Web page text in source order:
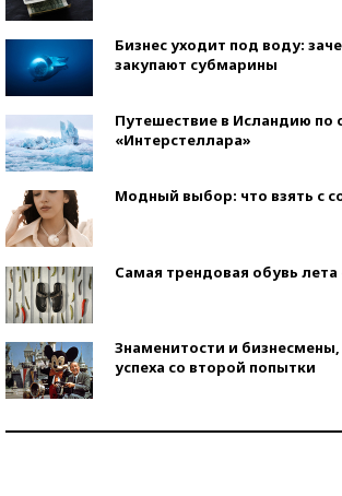
Бизнес уходит под воду:
закупают субмарины
Путешествие в Исландию по
«Интерстеллара»
Модный выбор: что взять с
Самая трендовая обувь лета
Знаменитости и
успеха со второй попытки